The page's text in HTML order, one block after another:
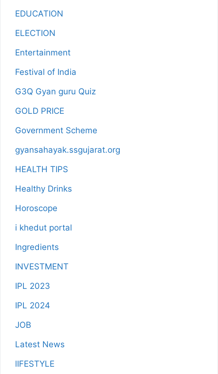
EDUCATION
ELECTION
Entertainment
Festival of India
G3Q Gyan guru Quiz
GOLD PRICE
Government Scheme
gyansahayak.ssgujarat.org
HEALTH TIPS
Healthy Drinks
Horoscope
i khedut portal
Ingredients
INVESTMENT
IPL 2023
IPL 2024
JOB
Latest News
lIFESTYLE